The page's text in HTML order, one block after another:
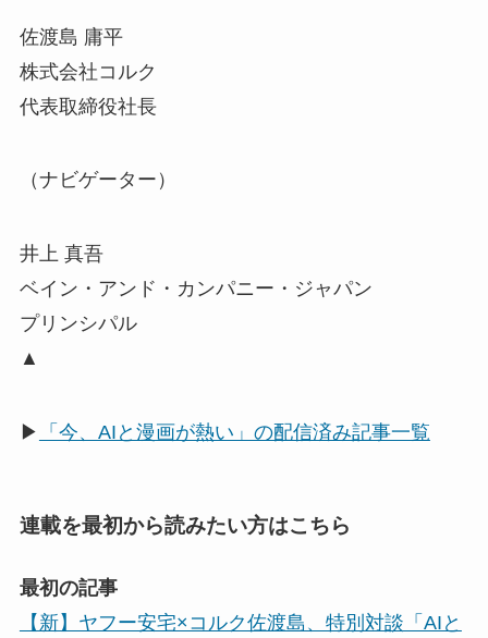
佐渡島 庸平
株式会社コルク
代表取締役社長
（ナビゲーター）
井上 真吾
ベイン・アンド・カンパニー・ジャパン
プリンシパル
▲
▶ 「今、AIと漫画が熱い」の配信済み記事一覧
連載を最初から読みたい方はこちら
最初の記事
【新】ヤフー安宅×コルク佐渡島、特別対談「AIと